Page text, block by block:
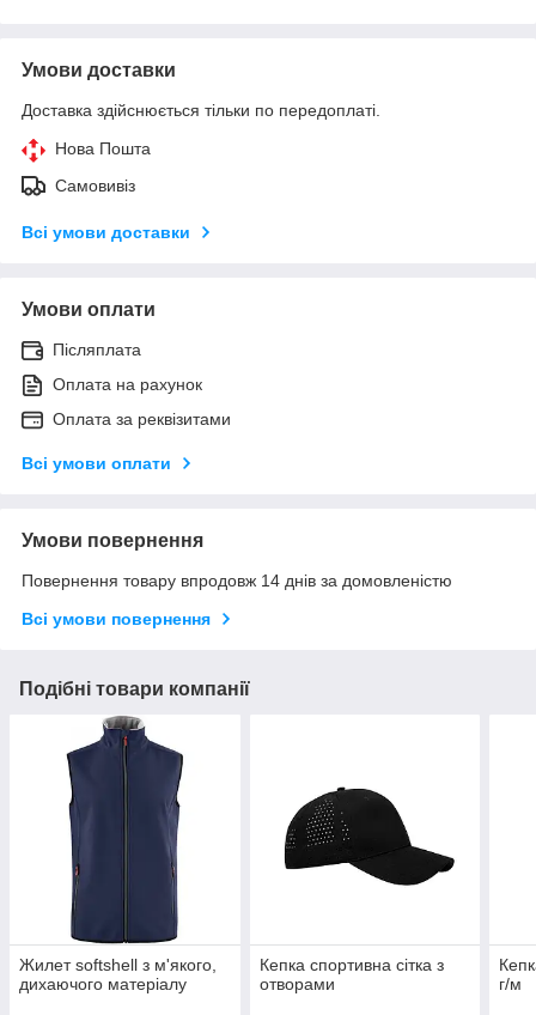
Умови доставки
Доставка здійснюється тільки по передоплаті.
Нова Пошта
Самовивіз
Всі умови доставки
Умови оплати
Післяплата
Оплата на рахунок
Оплата за реквізитами
Всі умови оплати
Умови повернення
Повернення товару впродовж 14 днів за домовленістю
Всі умови повернення
Подібні товари компанії
Жилет softshell з м'якого,
дихаючого матеріалу
Кепка спортивна сітка з
отворами
г/м